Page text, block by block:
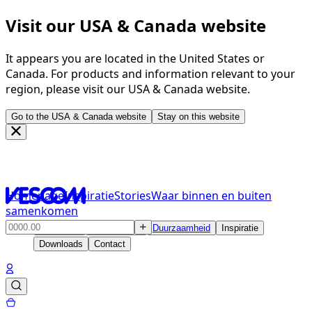
Visit our USA & Canada website
It appears you are located in the United States or
Canada. For products and information relevant to your
region, please visit our USA & Canada website.
Go to the USA & Canada website Stay on this website
HomepageInspiratieStoriesWaar binnen en buiten
samenkomen
Producten Oplossingen Duurzaamheid
Inspiratie
Downloads
Contact